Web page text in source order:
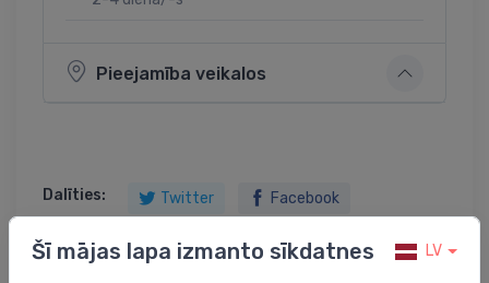
Pieejamība veikalos
Dalīties: Twitter Facebook
Šī mājas lapa izmanto sīkdatnes LV